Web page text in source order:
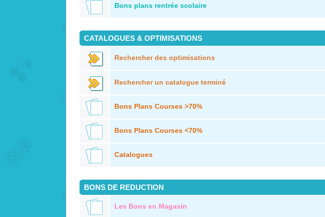
Bons plans rentrée scolaire
CATALOGUES & OPTIMISATIONS
Rechercher des optimisations
Rechercher un catalogue terminé
Bons Plans Courses >70%
Bons Plans Courses <70%
Catalogues
BONS DE REDUCTION
Les Bons en Magasin